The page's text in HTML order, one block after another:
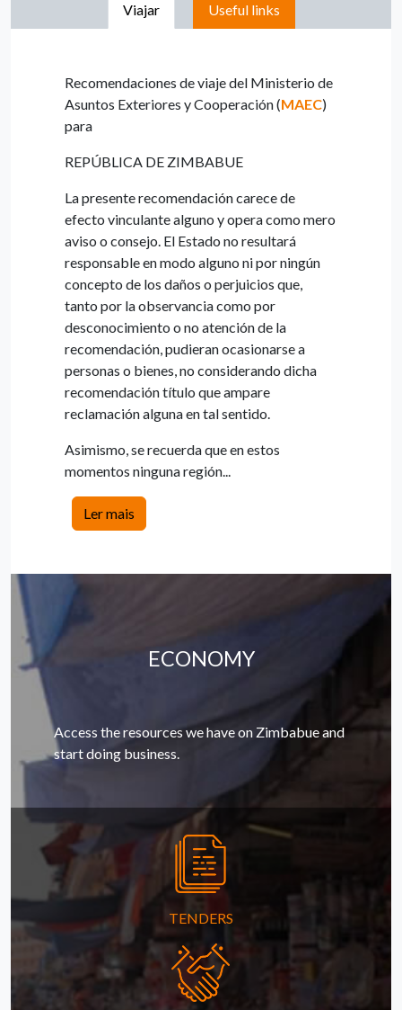
Viajar Useful links
Recomendaciones de viaje del Ministerio de
Asuntos Exteriores y Cooperación (MAEC)
para
REPÚBLICA DE ZIMBABUE
La presente recomendación carece de
efecto vinculante alguno y opera como mero
aviso o consejo. El Estado no resultará
responsable en modo alguno ni por ningún
concepto de los daños o perjuicios que,
tanto por la observancia como por
desconocimiento o no atención de la
recomendación, pudieran ocasionarse a
personas o bienes, no considerando dicha
recomendación título que ampare
reclamación alguna en tal sentido.
Asimismo, se recuerda que en estos
momentos ninguna región...
Ler mais
ECONOMY
Access the resources we have on Zimbabue and
start doing business.
TENDERS